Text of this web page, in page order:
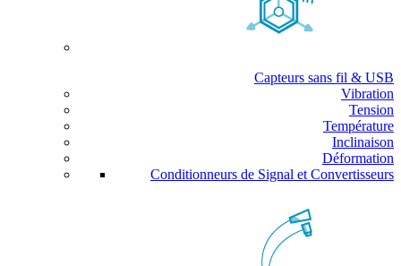
Capteurs sans fil & USB
Vibration
Tension
Température
Inclinaison
Déformation
Conditionneurs de Signal et Convertisseurs